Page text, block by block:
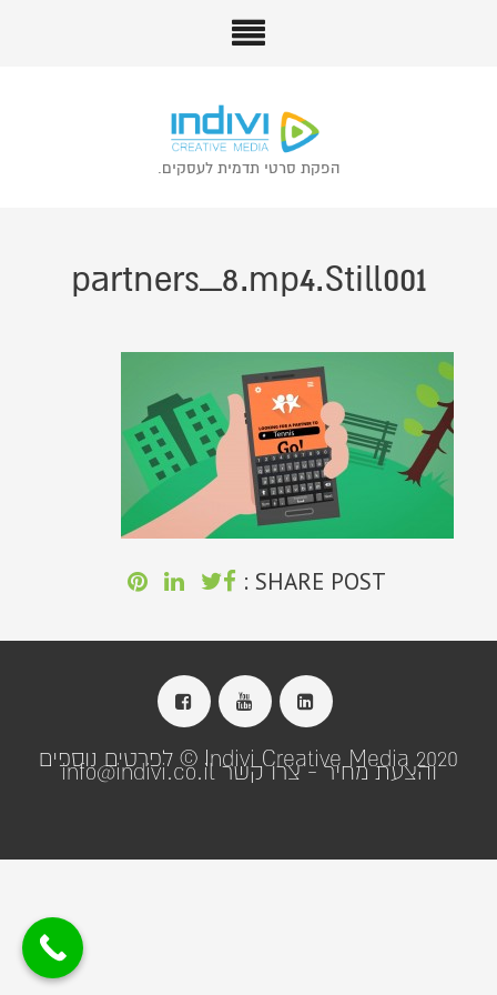
הפקת סרטי תדמית לעסקים.
partners_8.mp4.Still001
SHARE POST :
Indivi Creative Media 2020 © לפרטים נוספים והצעת מחיר - צרו קשר info@indivi.co.il